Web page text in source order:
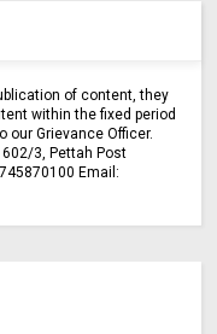
of content, they
within the fixed period
our Grievance Officer.
602/3, Pettah Post
Email: